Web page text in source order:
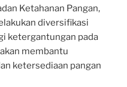
Ketahanan Pangan,
diversifikasi
ketergantungan pada
membantu
ketersediaan pangan